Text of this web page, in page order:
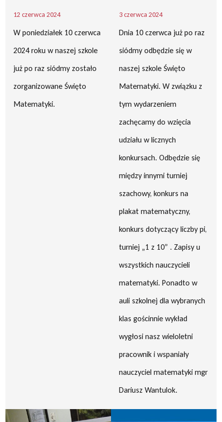
12 czerwca 2024
W poniedziałek 10 czerwca
2024 roku w naszej szkole
już po raz siódmy zostało
zorganizowane Święto
Matematyki.
3 czerwca 2024
Dnia 10 czerwca już po raz
siódmy odbędzie się w
naszej szkole Święto
Matematyki. W związku z
tym wydarzeniem
zachęcamy do wzięcia
udziału w licznych
konkursach. Odbędzie się
między innymi turniej
szachowy, konkurs na
plakat matematyczny,
konkurs dotyczący liczby pi,
turniej „1 z 10” . Zapisy u
wszystkich nauczycieli
matematyki. Ponadto w
auli szkolnej dla wybranych
klas gościnnie wykład
wygłosi nasz wieloletni
pracownik i wspaniały
nauczyciel matematyki mgr
Dariusz Wantulok.